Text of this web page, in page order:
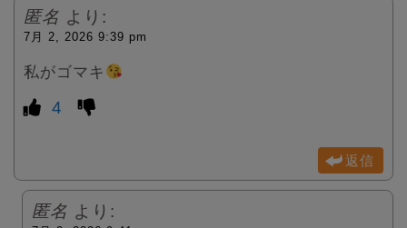
匿名 より:
7月 2, 2026 9:39 pm
私がゴマキ
4
返信
匿名 より: